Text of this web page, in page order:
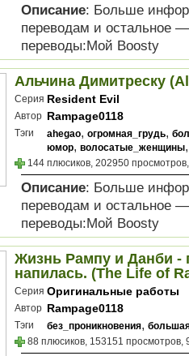
Описание: Больше
переводам и остальное
переводы:Мой Boosty
Альчина Димитреску
Серия Resident Evil
Автор Rampage0118
Тэги ahegao, огромная_грудь,
юмор, волосатые_женщины
144 плюсиков, 202950
Описание: Больше
переводам и остальное
переводы:Мой Boosty
Жизнь Рампу и Данби -
напилась. (The Life of
Серия Оригинальные работы
Автор Rampage0118
Тэги без_проникновения,
88 плюсиков, 153151 просмотров,